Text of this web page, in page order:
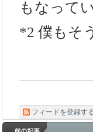
もなって
*2 僕もそ
フィードを登録す